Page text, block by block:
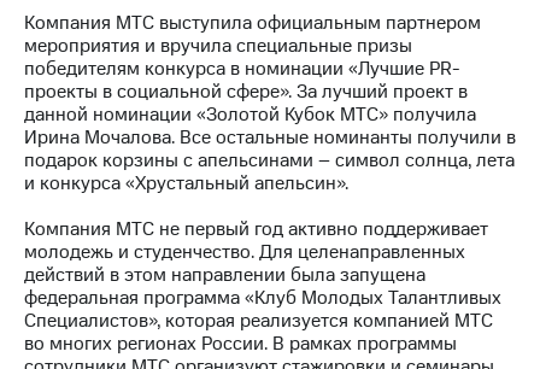
Интервью
Финансовая
отчетность
Контакты
Новости
в
регионе
и акционерам
Корпоративное
управление
Корпоративный
Компания МТС выступила официальным партнером
мероприятия и вручила специальные призы
победителям конкурса в номинации «Лучшие PR-
проекты в социальной сфере». За лучший проект в
данной номинации «Золотой Кубок МТС» получила
Ирина Мочалова. Все остальные номинанты получили в
подарок корзины с апельсинами – символ солнца, лета
и конкурса «Хрустальный апельсин».
Компания МТС не первый год активно поддерживает
молодежь и студенчество. Для целенаправленных
действий в этом направлении была запущена
федеральная программа «Клуб Молодых Талантливых
Специалистов», которая реализуется компанией МТС
во многих регионах России. В рамках программы